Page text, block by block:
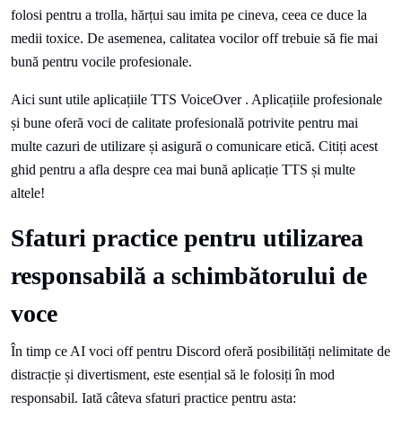
folosi pentru a trolla, hărțui sau imita pe cineva, ceea ce duce la
medii toxice. De asemenea, calitatea vocilor off trebuie să fie mai
bună pentru vocile profesionale.
Aici sunt utile aplicațiile TTS VoiceOver . Aplicațiile profesionale
și bune oferă voci de calitate profesională potrivite pentru mai
multe cazuri de utilizare și asigură o comunicare etică. Citiți acest
ghid pentru a afla despre cea mai bună aplicație TTS și multe
altele!
Sfaturi practice pentru utilizarea
responsabilă a schimbătorului de
voce
În timp ce AI voci off pentru Discord oferă posibilități nelimitate de
distracție și divertisment, este esențial să le folosiți în mod
responsabil. Iată câteva sfaturi practice pentru asta: